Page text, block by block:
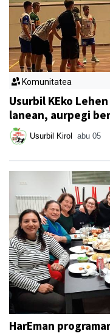
Komunitatea
Usurbil KEko
lanean, aurpegi
Usurbil Kirol abu 05
HarEman